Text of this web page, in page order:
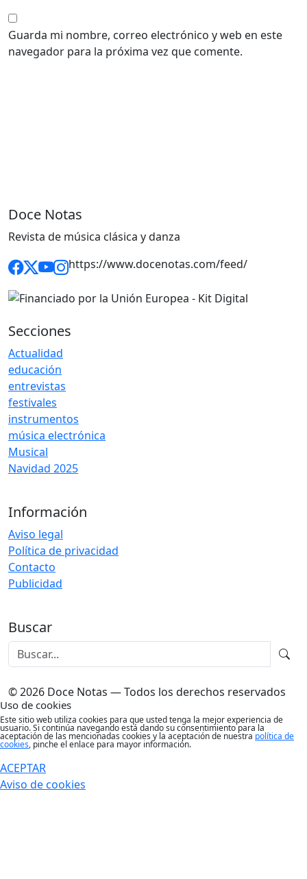
Guarda mi nombre, correo electrónico y web en este
navegador para la próxima vez que comente.
Doce Notas
Revista de música clásica y danza
https://www.docenotas.com/feed/
Secciones
Actualidad
educación
entrevistas
festivales
instrumentos
música electrónica
Musical
Navidad 2025
Información
Aviso legal
Política de privacidad
Contacto
Publicidad
Buscar
© 2026 Doce Notas — Todos los derechos reservados
Uso de cookies
Este sitio web utiliza cookies para que usted tenga la mejor experiencia de
usuario. Si continúa navegando está dando su consentimiento para la
aceptación de las mencionadas cookies y la aceptación de nuestra política de
cookies, pinche el enlace para mayor información.
ACEPTAR
Aviso de cookies